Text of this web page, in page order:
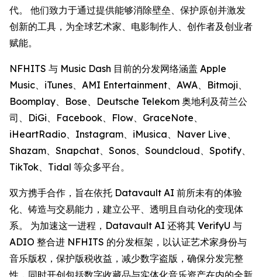
代。 他们致力于通过提供能够消除壁垒、保护原创并激发
创新的工具，为全球艺术家、电影制作人、创作者及创业者
赋能。
NFHITS 与 Music Dash 目前的分发网络涵盖 Apple
Music、iTunes、AMI Entertainment、AWA、Bitmoji、
Boomplay、Bose、Deutsche Telekom 奥地利及荷兰公
司、DiGi、Facebook、Flow、GraceNote、
iHeartRadio、Instagram、iMusica、Naver Live、
Shazam、Snapchat、Sonos、Soundcloud、Spotify、
TikTok、Tidal 等众多平台。
双方携手合作，旨在依托 Datavault AI 前所未有的体验
化、铸造与交易能力，建立公平、透明且自动化的变现体
系。 为加速这一进程，Datavault AI 还将其 VerifyU 与
ADIO 整合进 NFHITS 的分发框架，以认证艺术家身份与
音乐版权，保护版税收益，减少数字盗版，确保分发完整
性，同时开创包括数字收藏品与实体化音乐资产在内的全新